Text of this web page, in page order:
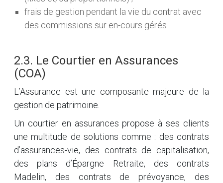
frais de gestion pendant la vie du contrat avec
des commissions sur en-cours gérés
2.3. Le Courtier en Assurances
(COA)
L’Assurance est une composante majeure de la
gestion de patrimoine.
Un courtier en assurances propose à ses clients
une multitude de solutions comme : des contrats
d’assurances-vie, des contrats de capitalisation,
des plans d’Épargne Retraite, des contrats
Madelin, des contrats de prévoyance, des